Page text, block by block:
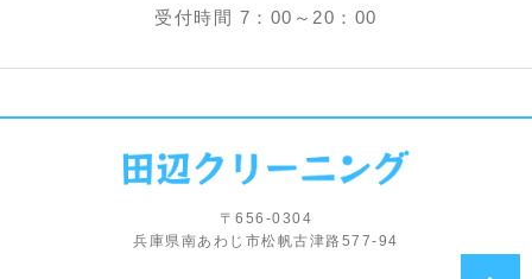
受付時間 7：00～20：00
〒656-0304
兵庫県南あわじ市松帆古津路577-94